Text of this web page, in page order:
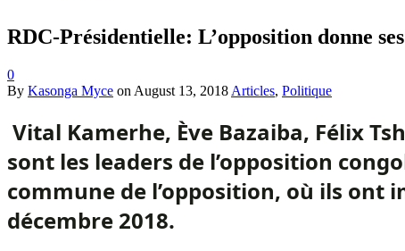
RDC-Présidentielle: L’opposition donne
0
By Kasonga Myce on August 13, 2018 Articles, Politique
Vital Kamerhe, Ève Bazaiba, Félix
sont les leaders de l’opposition
commune de l’opposition, où ils
décembre 2018.